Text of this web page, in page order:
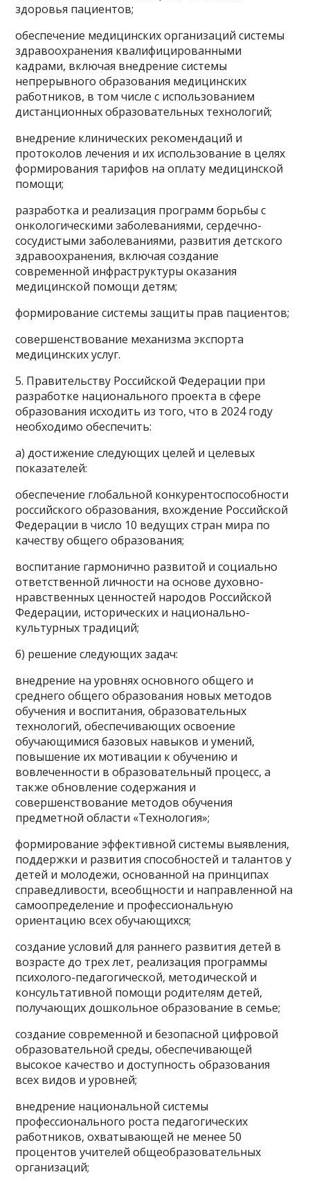
здоровья пациентов;
обеспечение медицинских организаций системы
здравоохранения квалифицированными
кадрами, включая внедрение системы
непрерывного образования медицинских
работников, в том числе с использованием
дистанционных образовательных технологий;
внедрение клинических рекомендаций и
протоколов лечения и их использование в целях
формирования тарифов на оплату медицинской
помощи;
разработка и реализация программ борьбы с
онкологическими заболеваниями, сердечно-
сосудистыми заболеваниями, развития детского
здравоохранения, включая создание
современной инфраструктуры оказания
медицинской помощи детям;
формирование системы защиты прав пациентов;
совершенствование механизма экспорта
медицинских услуг.
5. Правительству Российской Федерации при
разработке национального проекта в сфере
образования исходить из того, что в 2024 году
необходимо обеспечить:
а) достижение следующих целей и целевых
показателей:
обеспечение глобальной конкурентоспособности
российского образования, вхождение Российской
Федерации в число 10 ведущих стран мира по
качеству общего образования;
воспитание гармонично развитой и социально
ответственной личности на основе духовно-
нравственных ценностей народов Российской
Федерации, исторических и национально-
культурных традиций;
б) решение следующих задач:
внедрение на уровнях основного общего и
среднего общего образования новых методов
обучения и воспитания, образовательных
технологий, обеспечивающих освоение
обучающимися базовых навыков и умений,
повышение их мотивации к обучению и
вовлеченности в образовательный процесс, а
также обновление содержания и
совершенствование методов обучения
предметной области «Технология»;
формирование эффективной системы выявления,
поддержки и развития способностей и талантов у
детей и молодежи, основанной на принципах
справедливости, всеобщности и направленной на
самоопределение и профессиональную
ориентацию всех обучающихся;
создание условий для раннего развития детей в
возрасте до трех лет, реализация программы
психолого-педагогической, методической и
консультативной помощи родителям детей,
получающих дошкольное образование в семье;
создание современной и безопасной цифровой
образовательной среды, обеспечивающей
высокое качество и доступность образования
всех видов и уровней;
внедрение национальной системы
профессионального роста педагогических
работников, охватывающей не менее 50
процентов учителей общеобразовательных
организаций;